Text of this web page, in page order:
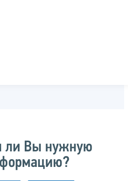
ли Вы нужную